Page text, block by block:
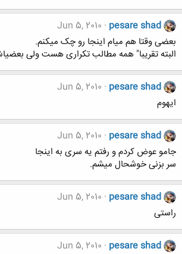
pesare shad
Jun 5, 2010
بعضی وقتا هم میام اینجا رو چک میکنم.
البته تقریبا" همه مطالب تکراری هست ولی
pesare shad
Jun 5, 2010
ایهوم
pesare shad
Jun 5, 2010
جامو عوض کردم و رفتم یه سری به اینجا
سر بزنی خوشحال میشم.
pesare shad
Jun 5, 2010
راستی
pesare shad
Jun 5, 2010